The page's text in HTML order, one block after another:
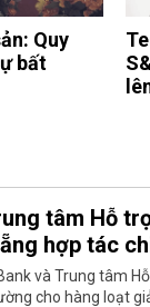
Quy
bất
tâm Hỗ
hợp tác
và Trung tâm
cho hàng loạt